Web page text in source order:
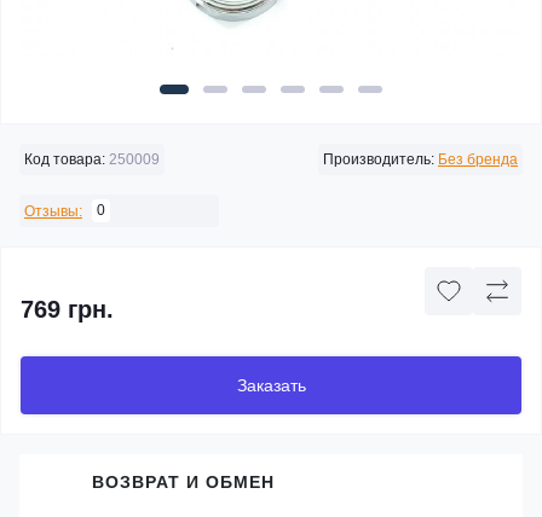
Код товара: 250009 Производитель: Без бренда
Отзывы: 0
769 грн.
Заказать
ВОЗВРАТ И ОБМЕН